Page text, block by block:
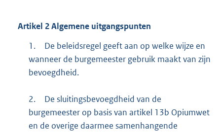
Artikel 2Algemene uitgangspunten
1.
De beleidsregel geeft aan op welke wijze en
wanneer de burgemeester gebruik maakt van zijn
bevoegdheid.
2.
De sluitingsbevoegdheid van de
burgemeester op basis van artikel 13b Opiumwet
en de overige daarmee samenhangende